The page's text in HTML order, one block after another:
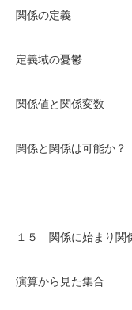
関係の定義
定義域の憂鬱
関係値と関係変数
関係と関係は可能か？
１５ 関係に始まり関
演算から見た集合